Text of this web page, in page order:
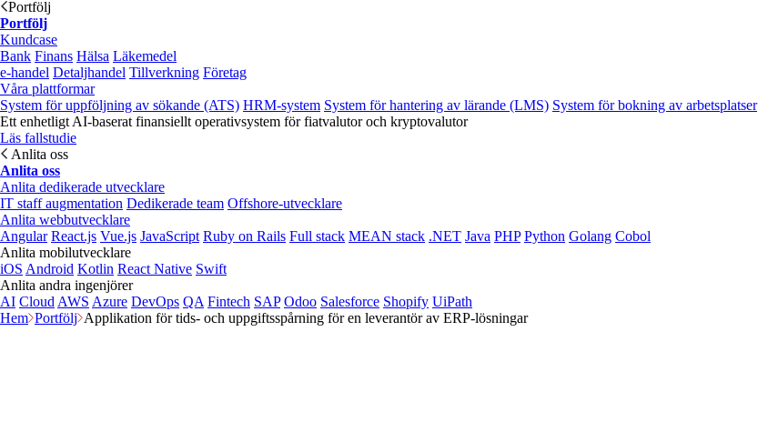
Portfölj
Portfölj
Kundcase
Bank Finans Hälsa Läkemedel
e‑handel Detaljhandel Tillverkning Företag
Våra plattformar
System för uppföljning av sökande (ATS) HRM-system System för hantering av lärande (LMS) System för bokning av arbetsplatser
Ett enhetligt AI-baserat finansiellt operativsystem för fiatvalutor och kryptovalutor
Läs fallstudie
Anlita oss
Anlita oss
Anlita dedikerade utvecklare
IT staff augmentation Dedikerade team Offshore-utvecklare
Anlita webbutvecklare
Angular React.js Vue.js JavaScript Ruby on Rails Full stack MEAN stack .NET Java PHP Python Golang Cobol
Anlita mobilutvecklare
iOS Android Kotlin React Native Swift
Anlita andra ingenjörer
AI Cloud AWS Azure DevOps QA Fintech SAP Odoo Salesforce Shopify UiPath
Hem Portfölj Applikation för tids- och uppgiftsspårning för en leverantör av ERP-lösningar